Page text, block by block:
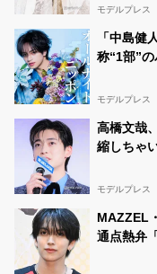
モデルプレス
「中島健
称“1部”
モデルプレス
高橋文哉
縮しちゃ
モデルプレス
MAZZEL
通点熱弁